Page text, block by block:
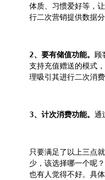
体质、习惯爱好等，
行二次营销提供数据分
2、要有储值功能。 顾
支持充值赠送的模式
理吸引其进行二次消费
3、计次消费功能。 通
只要满足了以上三点
少，该选择哪一个呢
也有人觉得不好。具